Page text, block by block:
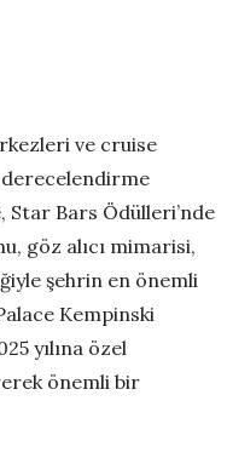
ve cruise
Star Bars Ödülleri’nde
göz alıcı mimarisi,
şehrin en önemli
Kempinski
yılına özel
önemli bir